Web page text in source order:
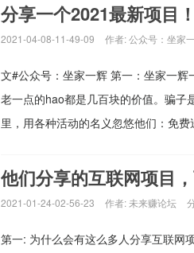
分享一个2021最新项目！
2021-04-08-11-49-09 作者:公众号：坐家
文#公众号：坐家一辉 第一：坐家一
老一点的hao都是几百块的价值。骗子
里，用各种活动的名义忽悠他们：免
他们分享的互联网项目
2021-01-24-02-56-23 作者:未来赚论坛
第一: 为什么会有这么多人分享互联网